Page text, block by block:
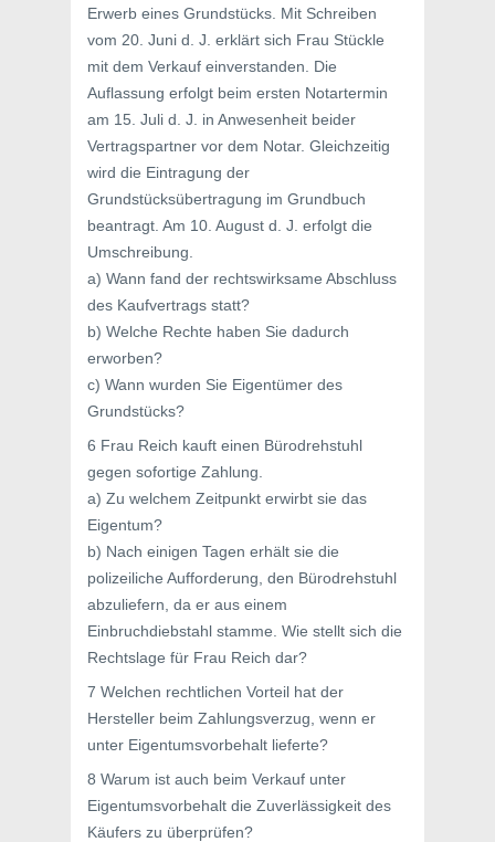
Erwerb eines Grundstücks. Mit Schreiben
vom 20. Juni d. J. erklärt sich Frau Stückle
mit dem Verkauf einverstanden. Die
Auflassung erfolgt beim ersten Notartermin
am 15. Juli d. J. in Anwesenheit beider
Vertragspartner vor dem Notar. Gleichzeitig
wird die Eintragung der
Grundstücksübertragung im Grundbuch
beantragt. Am 10. August d. J. erfolgt die
Umschreibung.
a) Wann fand der rechtswirksame Abschluss
des Kaufvertrags statt?
b) Welche Rechte haben Sie dadurch
erworben?
c) Wann wurden Sie Eigentümer des
Grundstücks?
6 Frau Reich kauft einen Bürodrehstuhl
gegen sofortige Zahlung.
a) Zu welchem Zeitpunkt erwirbt sie das
Eigentum?
b) Nach einigen Tagen erhält sie die
polizeiliche Aufforderung, den Bürodrehstuhl
abzuliefern, da er aus einem
Einbruchdiebstahl stamme. Wie stellt sich die
Rechtslage für Frau Reich dar?
7 Welchen rechtlichen Vorteil hat der
Hersteller beim Zahlungsverzug, wenn er
unter Eigentumsvorbehalt lieferte?
8 Warum ist auch beim Verkauf unter
Eigentumsvorbehalt die Zuverlässigkeit des
Käufers zu überprüfen?